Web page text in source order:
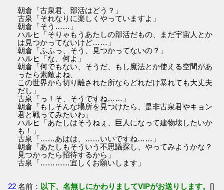
朝倉「古泉君、部活はどう？」
古泉「それなりに楽しくやっていますよ」
朝倉「そう……」
ハルヒ「そりゃもうあたしの部活だもの、まだ宇宙人とか
は見つかってないけど……」
朝倉「ふふっ、そう、見つかってないの？」
ハルヒ「な、何よ」
朝倉「何でもない、そうだ、もし魔法とか使える空間があ
ったら素敵よね、
この世界から切り離された所ならどれだけ暴れても大丈夫
だし」
古泉「っ！そ、そうですね……」
朝倉「もしそんな場所を見つけたら、是非古泉君やキョン
君と戦ってみたいわ」
ハルヒ「あたしはそうねぇ、巨人になって建物壊したいか
も！」
古泉「……あはは、……いいですね……」
朝倉「あたしもそういう不思議探し、やってみようかな？
見つかったら招待するから」
古泉「…………宜しくお願いします」
22 名前： 以下、名無しにかわりましてVIPがお送りします。 []